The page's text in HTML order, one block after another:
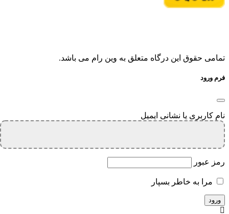
تمامی حقوق این درگاه متعلق به وین رام می باشد.
فرم ورود
نام کاربری یا نشانی ایمیل
رمز عبور
مرا به خاطر بسپار